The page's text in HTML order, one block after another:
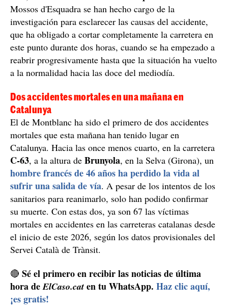
Mossos d'Esquadra se han hecho cargo de la
investigación para esclarecer las causas del accidente,
que ha obligado a cortar completamente la carretera en
este punto durante dos horas, cuando se ha empezado a
reabrir progresivamente hasta que la situación ha vuelto
a la normalidad hacia las doce del mediodía.
Dos accidentes mortales en una mañana en
Catalunya
El de Montblanc ha sido el primero de dos accidentes
mortales que esta mañana han tenido lugar en
Catalunya. Hacia las once menos cuarto, en la carretera
C-63, a la altura de Brunyola, en la Selva (Girona), un
hombre francés de 46 años ha perdido la vida al
sufrir una salida de vía. A pesar de los intentos de los
sanitarios para reanimarlo, solo han podido confirmar
su muerte. Con estas dos, ya son 67 las víctimas
mortales en accidentes en las carreteras catalanas desde
el inicio de este 2026, según los datos provisionales del
Servei Català de Trànsit.
🔴 Sé el primero en recibir las noticias de última
hora deElCaso.cat en tu WhatsApp. Haz clic aquí,
¡es gratis!